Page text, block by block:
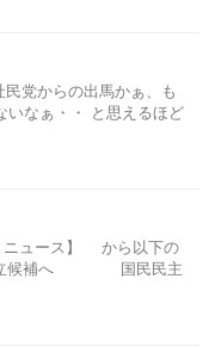
党からの出馬かぁ、も
いなぁ・・ と思えるほど
ニュース】 から以下の
立候補へ 国民民主